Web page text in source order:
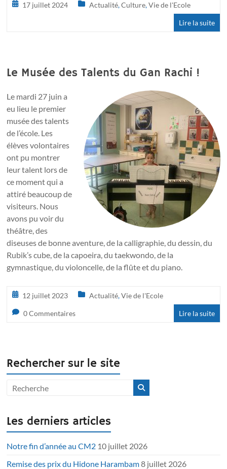
17 juillet 2024 Actualité,Culture,Vie de l'Ecole
Lire la suite
Le Musée des Talents du Gan Rachi !
Le mardi 27 juin a
eu lieu le premier
musée des talents
de l’école. Les
élèves volontaires
ont pu montrer
leur talent lors de
ce moment qui a
attiré beaucoup de
visiteurs. Nous
avons pu voir du
théâtre, des
diseuses de bonne aventure, de la calligraphie, du dessin, du
Rubik’s cube, de la capoeira, du taekwondo, de la
gymnastique, du violoncelle, de la flûte et du piano.
12 juillet 2023 Actualité,Vie de l'Ecole
0 Commentaires Lire la suite
Rechercher sur le site
Les derniers articles
Notre fin d’année au CM2 10 juillet 2026
Remise des prix du Hidone Harambam8 juillet 2026